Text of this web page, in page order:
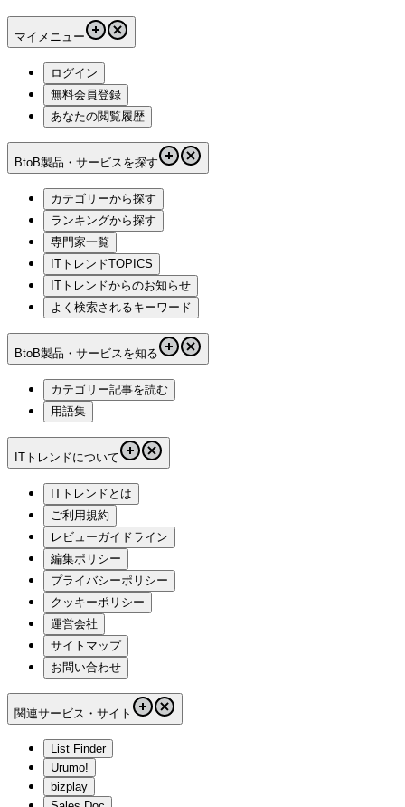
マイメニュー
ログイン
無料会員登録
あなたの閲覧履歴
BtoB製品・サービスを探す
カテゴリーから探す
ランキングから探す
専門家一覧
ITトレンドTOPICS
ITトレンドからのお知らせ
よく検索されるキーワード
BtoB製品・サービスを知る
カテゴリー記事を読む
用語集
ITトレンドについて
ITトレンドとは
ご利用規約
レビューガイドライン
編集ポリシー
プライバシーポリシー
クッキーポリシー
運営会社
サイトマップ
お問い合わせ
関連サービス・サイト
List Finder
Urumo!
bizplay